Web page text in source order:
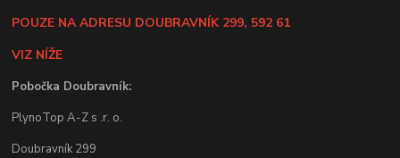
POUZE NA ADRESU DOUBRAVNÍK 299, 592 61
VIZ NÍŽE
Pobočka Doubravník:
PlynoTop A-Z s .r. o.
Doubravník 299